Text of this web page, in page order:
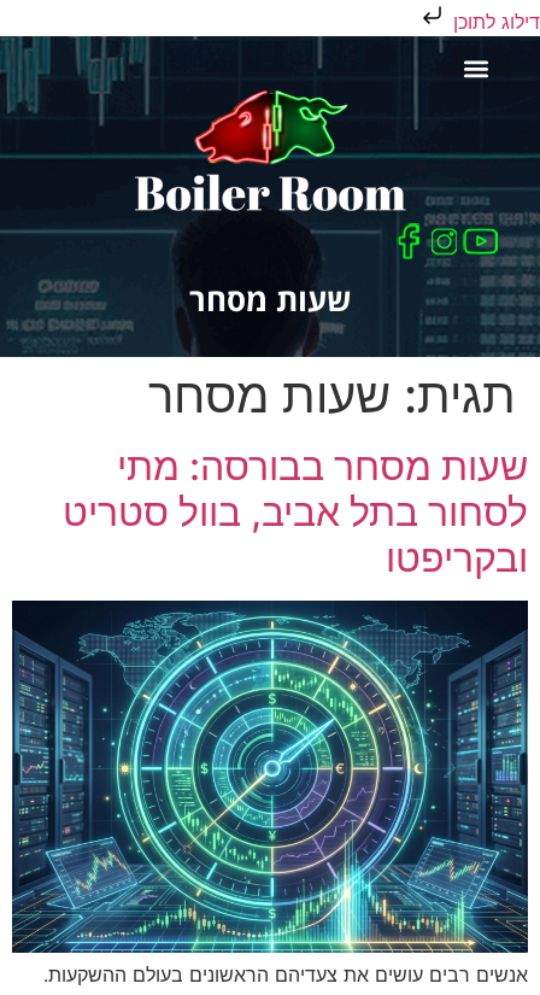
דילוג לתוכן
שעות מסחר
תגית: שעות מסחר
שעות מסחר בבורסה: מתי
לסחור בתל אביב, בוול סטריט
ובקריפטו
אנשים רבים עושים את צעדיהם הראשונים בעולם ההשקעות.